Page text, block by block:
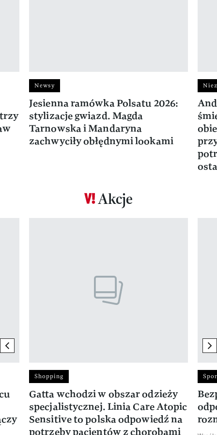
Newsy
Jesienna ramówka Polsatu 2026:
stylizacje gwiazd. Magda
Tarnowska i Mandaryna
zachwyciły obłędnymi lookami
Akcje
previous element
Shopping
Gatta wchodzi w obszar odzieży
specjalistycznej. Linia Care Atopic
Sensitive to polska odpowiedź na
potrzeby pacjentów z chorobami